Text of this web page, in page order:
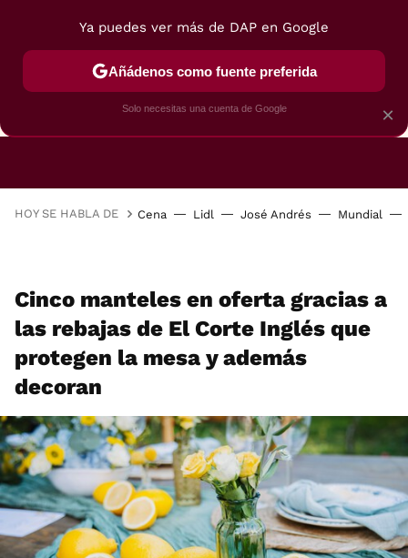
FREIDORAS DE AIRE GUÍAS DE
HOY SE HABLA DE Cena Lidl José Andrés Mundial
Cinco manteles en oferta gracias a
las rebajas de El Corte Inglés que
protegen la mesa y además
decoran
×
Ya puedes ver más de DAP en Google
Añádenos como fuente preferida
Solo necesitas una cuenta de Google